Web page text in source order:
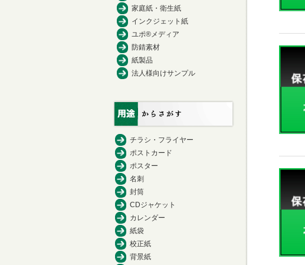
家庭紙・衛生紙
インクジェット紙
ユポ®メディア
防錆素材
紙製品
法人様向けサンプル
チラシ・フライヤー
ポストカード
ポスター
名刺
封筒
CDジャケット
カレンダー
紙袋
校正紙
背景紙